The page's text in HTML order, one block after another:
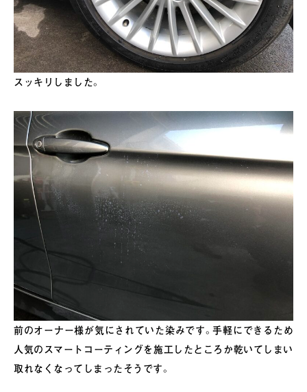
スッキリしました。
前のオーナー様が気にされていた染みです。手軽にできるため
人気のスマートコーティングを施工したところか乾いてしまい
取れなくなってしまったそうです。